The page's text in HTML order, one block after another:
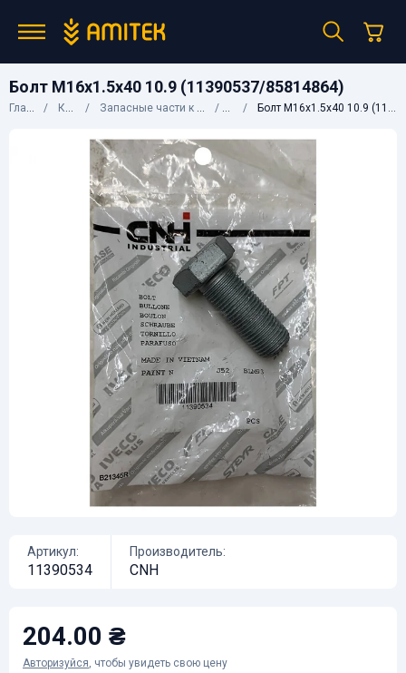
Болт М16х1.5х40 10.9 (11390537/85814864)
Главная Каталог Запасные части к сельхозтехнике CNH Болт М16х1.5х40 10.9 (11390537/85814864)
Артикул:
11390534
Производитель:
CNH
204.00 ₴
Авторизуйся, чтобы увидеть свою цену